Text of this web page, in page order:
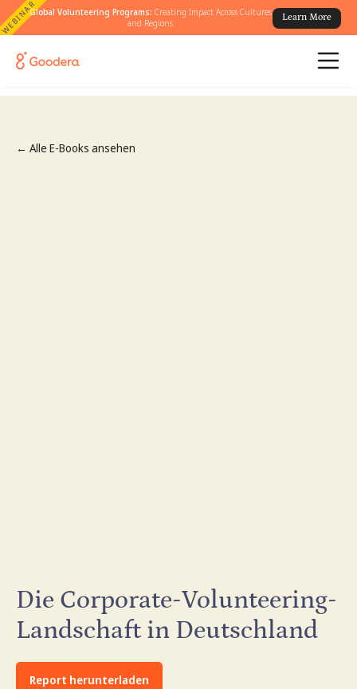
WEBINARGlobal Volunteering Programs: Creating Impact Across Cultures
and Regions
Learn More
← Alle E-Books ansehen
Die Corporate-Volunteering-
Landschaft in Deutschland
Report herunterladen